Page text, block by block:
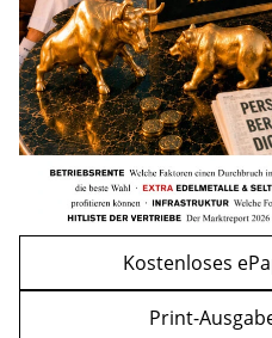
Kostenloses
Print-